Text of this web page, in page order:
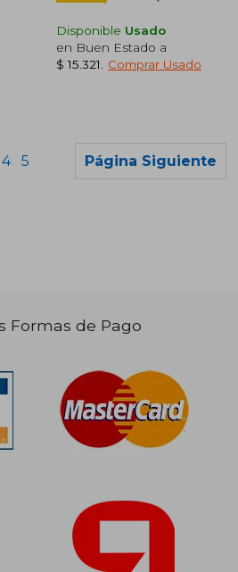
Disponible Usado
en Buen Estado a
$ 15.321
Comprar Usado
4 5 Página Siguiente
Formas de Pago